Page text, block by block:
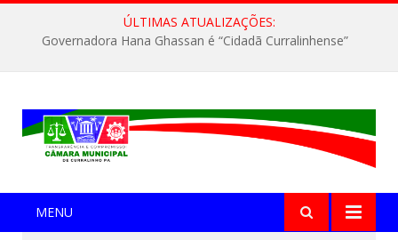
ÚLTIMAS ATUALIZAÇÕES:
Governadora Hana Ghassan é “Cidadã Curralinhense”
MENU